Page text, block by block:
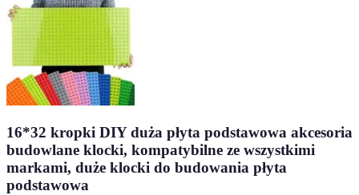
16*32 kropki DIY duża płyta podstawowa akcesoria
budowlane klocki, kompatybilne ze wszystkimi
markami, duże klocki do budowania płyta
podstawowa